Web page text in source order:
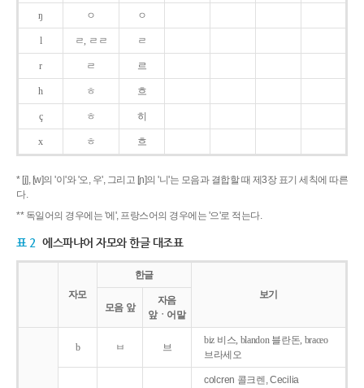
ŋ ㅇ ㅇ
l ㄹ, ㄹㄹ ㄹ
r ㄹ 르
h ㅎ 흐
ç ㅎ 히
x ㅎ 흐
* [j], [w]의 '이'와 '오, 우', 그리고 [ɲ]의 '니'는 모음과 결합할 때 제3장 표기 세칙에 따른
다.
** 독일어의 경우에는 '에', 프랑스어의 경우에는 '으'로 적는다.
표 2 에스파냐어 자모와 한글 대조표
자모
한글
보기
모음 앞
자음
앞ㆍ어말
b ㅂ 브
biz 비스, blandon 블란돈, braceo
브라세오
colcren 콜크렌, Cecilia